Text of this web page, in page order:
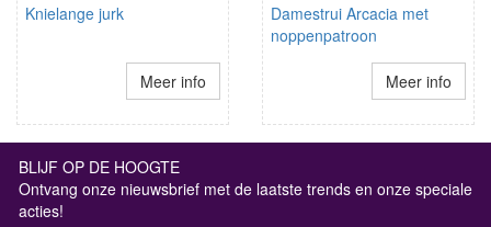
Knielange jurk
Meer info
Damestrui Arcacia met
noppenpatroon
Meer info
BLIJF OP DE HOOGTE
Ontvang onze nieuwsbrief met de laatste trends en onze speciale
acties!